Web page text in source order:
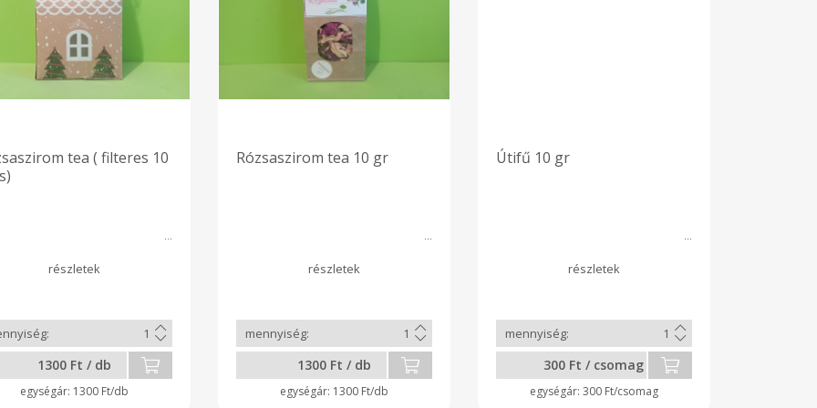
kíméletes , természetes
tea ( filteres 10
1300 Ft / db
1300 Ft/db
Rózsaszirom tea 10 gr
1300 Ft / db
1300 Ft/db
Útifű 10 gr
300 Ft / csomag
300 Ft/csomag